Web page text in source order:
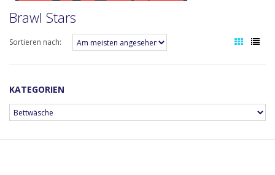
Brawl Stars
Sortieren nach:
KATEGORIEN